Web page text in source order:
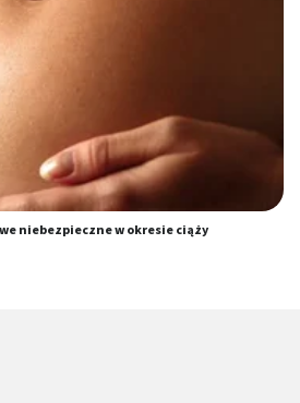
niebezpieczne w okresie ciąży